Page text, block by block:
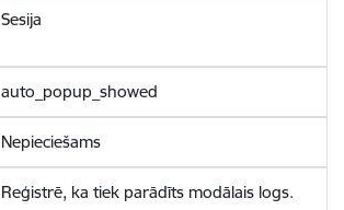
Sesija
auto_popup_showed
Nepieciešams
Reģistrē, ka tiek parādīts modālais logs.